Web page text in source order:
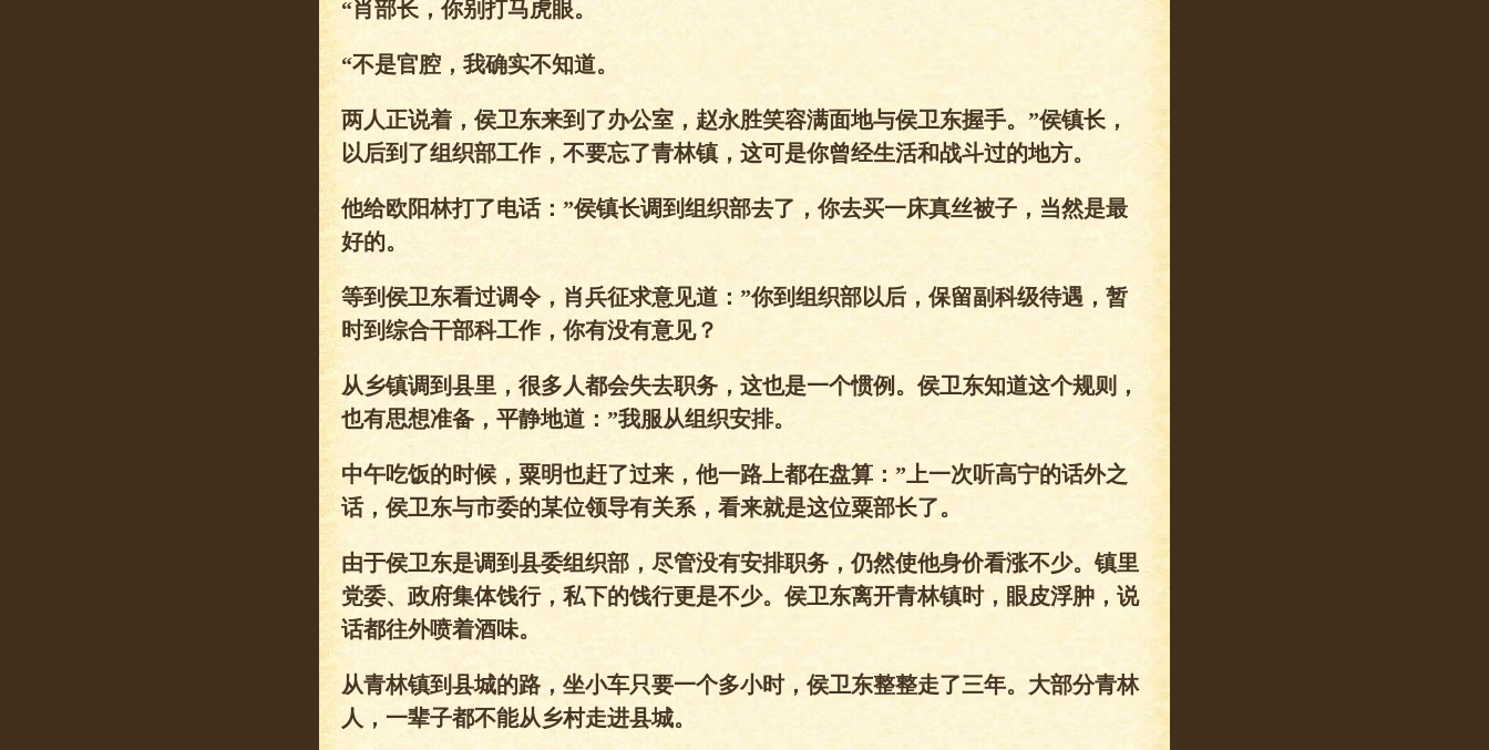
“肖部长，你别打马虎眼。
“不是官腔，我确实不知道。
两人正说着，侯卫东来到了办公室，赵永胜笑容满面地与侯卫东握手。”侯镇长，
以后到了组织部工作，不要忘了青林镇，这可是你曾经生活和战斗过的地方。
他给欧阳林打了电话：”侯镇长调到组织部去了，你去买一床真丝被子，当然是最
好的。
等到侯卫东看过调令，肖兵征求意见道：”你到组织部以后，保留副科级待遇，暂
时到综合干部科工作，你有没有意见？
从乡镇调到县里，很多人都会失去职务，这也是一个惯例。侯卫东知道这个规则，
也有思想准备，平静地道：”我服从组织安排。
中午吃饭的时候，粟明也赶了过来，他一路上都在盘算：”上一次听高宁的话外之
话，侯卫东与市委的某位领导有关系，看来就是这位粟部长了。
由于侯卫东是调到县委组织部，尽管没有安排职务，仍然使他身价看涨不少。镇里
党委、政府集体饯行，私下的饯行更是不少。侯卫东离开青林镇时，眼皮浮肿，说
话都往外喷着酒味。
从青林镇到县城的路，坐小车只要一个多小时，侯卫东整整走了三年。大部分青林
人，一辈子都不能从乡村走进县城。